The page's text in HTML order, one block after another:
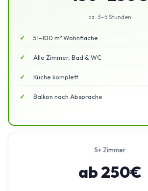
ca. 3–5 Stunden
51–100 m² Wohnfläche
Alle Zimmer, Bad & WC
Küche komplett
Balkon nach Absprache
5+ Zimmer
ab 250€